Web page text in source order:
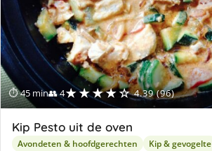
⏱ 45 min👥 4★★★★☆ 4.39 (96)
Kip Pesto uit de oven
Avondeten & hoofdgerechten Kip & gevogelte